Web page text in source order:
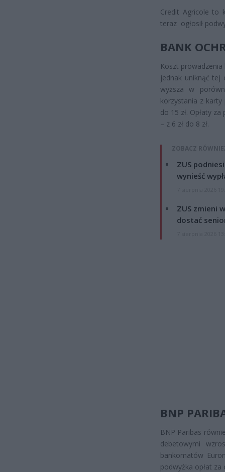
Credit Agricole to
teraz ogłosił
BANK
Koszt
jednak uniknąć tej
wyższa w
korzystania z karty
do 15 zł. Opłaty
– z 6 zł do 8 zł.
ZOBACZ
ZUS
wynieść
ZUS zmieni
dostać
BNP
BNP Paribas
debetowymi
bankomatów
podwyżka opłat za